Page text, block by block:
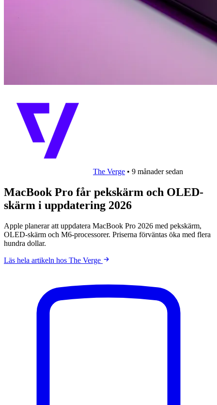
The Verge • 9 månader sedan
MacBook Pro får pekskärm och OLED-
skärm i uppdatering 2026
Apple planerar att uppdatera MacBook Pro 2026 med pekskärm,
OLED-skärm och M6-processorer. Priserna förväntas öka med flera
hundra dollar.
Läs hela artikeln hos The Verge